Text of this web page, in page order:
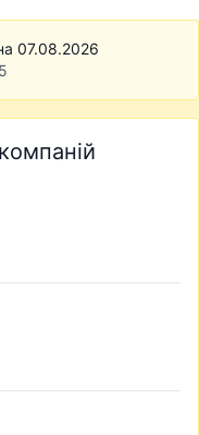
07.08.2026